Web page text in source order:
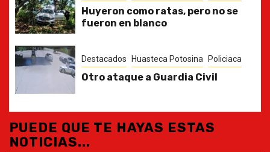
Huyeron como ratas, pero no se
fueron en blanco
Destacados Huasteca Potosina Policiaca
Otro ataque a Guardia Civil
PUEDE QUE TE HAYAS ESTAS
NOTICIAS...